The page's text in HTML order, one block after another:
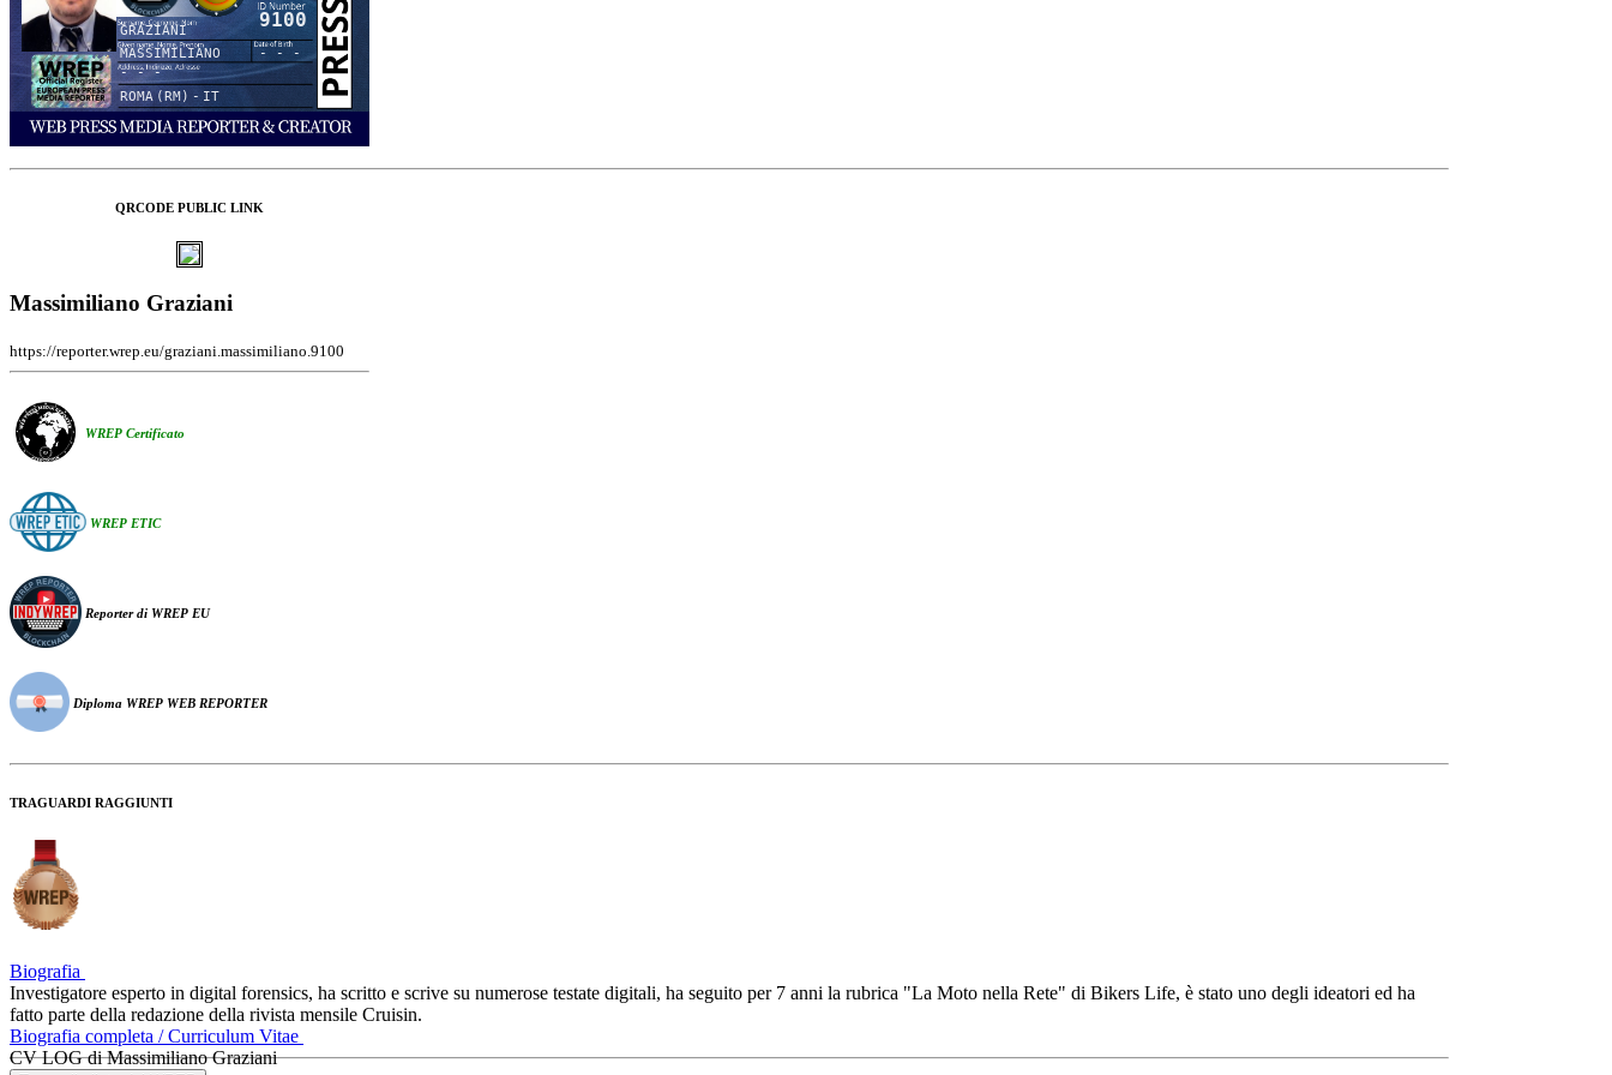
9100
GRAZIANI
MASSIMILIANO
- - -
- - -
ROMA (RM) - IT
QRCODE PUBLIC LINK
Massimiliano Graziani
https://reporter.wrep.eu/graziani.massimiliano.9100
WREP Certificato
WREP ETIC
Reporter di WREP EU
Diploma WREP WEB REPORTER
TRAGUARDI RAGGIUNTI
Biografia
Investigatore esperto in digital forensics, ha scritto e scrive su numerose testate digitali, ha seguito per 7 anni la rubrica "La Moto nella Rete" di Bikers Life, è stato uno degli ideatori ed ha
fatto parte della redazione della rivista mensile Cruisin.
Biografia completa / Curriculum Vitae
CV LOG di Massimiliano Graziani